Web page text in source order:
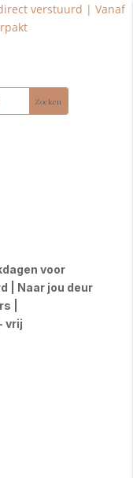
verstuurd | Vanaf
voor
| Naar jou deur
|
vrij